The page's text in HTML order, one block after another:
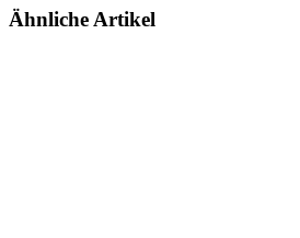
Ähnliche Artikel